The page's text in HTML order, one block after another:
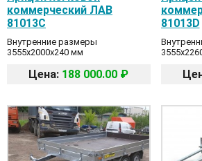
коммерческий ЛАВ
81013C
Внутренние размеры
3555x2000x240 мм
Цена: 188 000.00 ₽
81013D